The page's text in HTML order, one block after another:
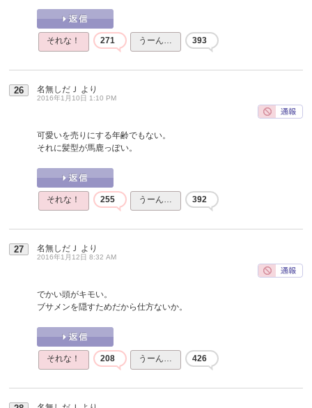
それな！ 271 うーん… 393
26 名無しだＪ より
2016年1月10日 1:10 PM
可愛いを売りにする年齢でもない。
それに髪型が馬鹿っぽい。
それな！ 255 うーん… 392
27 名無しだＪ より
2016年1月12日 8:32 AM
でかい頭がキモい。
ブサメンを隠すためだから仕方ないか。
それな！ 208 うーん… 426